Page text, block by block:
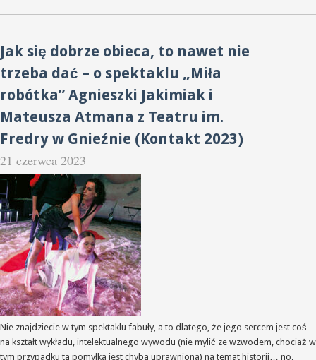
Jak się dobrze obieca, to nawet nie
trzeba dać – o spektaklu „Miła
robótka” Agnieszki Jakimiak i
Mateusza Atmana z Teatru im.
Fredry w Gnieźnie (Kontakt 2023)
21 czerwca 2023
Nie znajdziecie w tym spektaklu fabuły, a to dlatego, że jego sercem jest coś
na kształt wykładu, intelektualnego wywodu (nie mylić ze wzwodem, chociaż w
tym przypadku ta pomyłka jest chyba uprawniona) na temat historii… no,